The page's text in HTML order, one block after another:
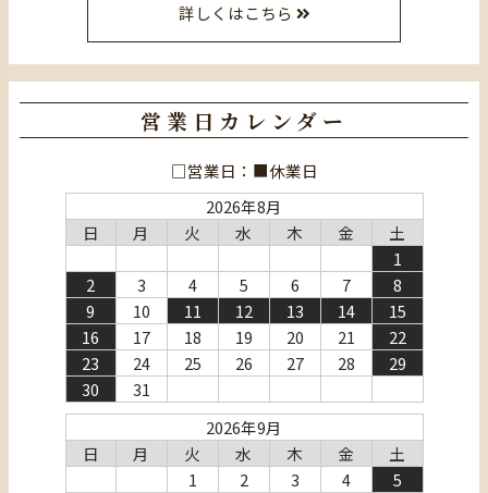
詳しくはこちら
営業日カレンダー
□営業日：■休業日
2026年8月
日
月 火 水 木 金
土
1
2
3 4 5 6 7
8
9
10 11 12 13 14
15
16
17 18 19 20 21
22
23
24 25 26 27 28
29
30
31
2026年9月
日
月 火 水 木 金
土
1
2 3 4
5